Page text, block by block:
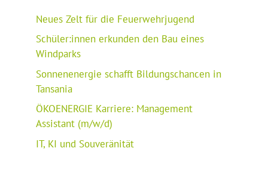
Neues Zelt für die Feuerwehrjugend
Schüler:innen erkunden den Bau eines
Windparks
Sonnenenergie schafft Bildungschancen in
Tansania
ÖKOENERGIE Karriere: Management
Assistant (m/w/d)
IT, KI und Souveränität